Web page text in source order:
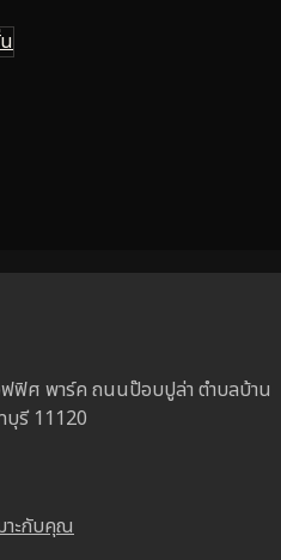
ฟฟิศ พาร์ค ถนนป๊อบปูล่า ตำบลบ้าน
บุรี 11120
าะกับคุณ